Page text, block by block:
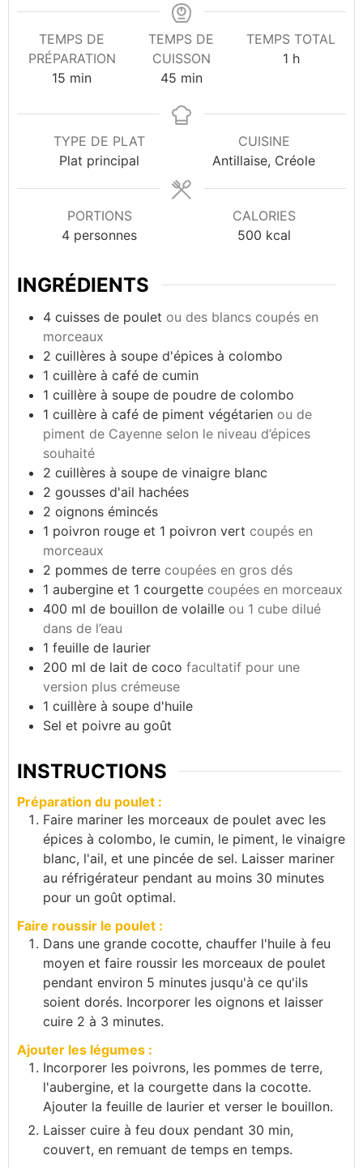
TEMPS DE
PRÉPARATION
15 minutes
min
TEMPS DE
CUISSON
45minutes
min
TEMPS TOTAL
1heure
h
TYPE DE PLAT
Plat principal
CUISINE
Antillaise, Créole
PORTIONS
4 personnes
CALORIES
500 kcal
INGRÉDIENTS
4 cuisses de poulet ou des blancs coupés en
morceaux
2 cuillères à soupe d'épices à colombo
1 cuillère à café de cumin
1 cuillère à soupe de poudre de colombo
1 cuillère à café de piment végétarien ou de
piment de Cayenne selon le niveau d’épices
souhaité
2 cuillères à soupe de vinaigre blanc
2 gousses d'ail hachées
2 oignons émincés
1 poivron rouge et 1 poivron vert coupés en
morceaux
2 pommes de terre coupées en gros dés
1 aubergine et 1 courgette coupées en morceaux
400 ml de bouillon de volaille ou 1 cube dilué
dans de l’eau
1 feuille de laurier
200 ml de lait de coco facultatif pour une
version plus crémeuse
1 cuillère à soupe d'huile
Sel et poivre au goût
INSTRUCTIONS
Préparation du poulet :
Faire mariner les morceaux de poulet avec les
épices à colombo, le cumin, le piment, le vinaigre
blanc, l'ail, et une pincée de sel. Laisser mariner
au réfrigérateur pendant au moins 30 minutes
pour un goût optimal.
Faire roussir le poulet :
Dans une grande cocotte, chauffer l'huile à feu
moyen et faire roussir les morceaux de poulet
pendant environ 5 minutes jusqu'à ce qu'ils
soient dorés. Incorporer les oignons et laisser
cuire 2 à 3 minutes.
Ajouter les légumes :
Incorporer les poivrons, les pommes de terre,
l'aubergine, et la courgette dans la cocotte.
Ajouter la feuille de laurier et verser le bouillon.
Laisser cuire à feu doux pendant 30 min,
couvert, en remuant de temps en temps.